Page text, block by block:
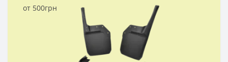
от 500грн